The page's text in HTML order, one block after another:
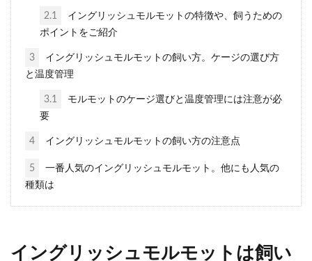
モルモットのデメリットを理解
して飼うかどうかを決めよう
子供の友達がモルモットを飼っているこ
2.1
イングリッシュモルモットの特徴や、飼うための
ポイントをご紹介
3
イングリッシュモルモットの飼い方。ケージの選び方
と温度管理
3.1
モルモットのケージ選びと温度管理には注意が必
要
4 イングリッシュモルモットの飼い方の注意点
5
一番人気のイングリッシュモルモット。他にも人気の
種類は
イングリッシュモルモットは飼い